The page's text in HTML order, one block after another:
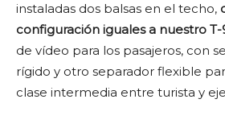
instaladas dos balsas en el techo,
configuración iguales a nuestro
de vídeo para los pasajeros, con
rígido y otro separador flexible
clase intermedia entre turista y